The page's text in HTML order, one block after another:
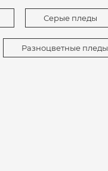
Серые пледы
Разноцветные пледы